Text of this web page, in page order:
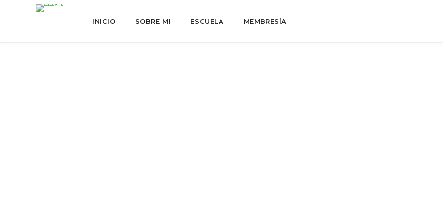
INICIO SOBRE MI ESCUELA MEMBRESÍA